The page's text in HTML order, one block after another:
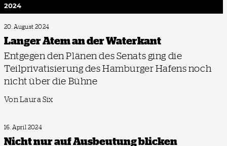
2024
20. August 2024
Langer Atem an der Waterkant
Entgegen den Plänen des Senats ging die
Teilprivatisierung des Hamburger Hafens noch
nicht über die Bühne
Von Laura Six
16. April 2024
Nicht nur auf Ausbeutung blicken